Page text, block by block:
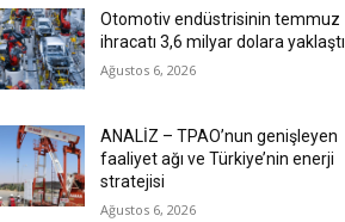
Otomotiv endüstrisinin temmuz
ihracatı 3,6 milyar dolara yaklaştı
Ağustos 6, 2026
ANALİZ – TPAO’nun genişleyen
faaliyet ağı ve Türkiye’nin enerji
stratejisi
Ağustos 6, 2026